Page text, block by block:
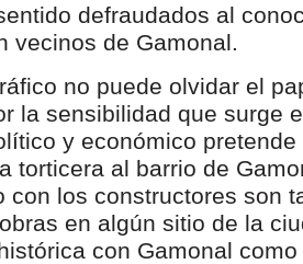
defraudados al
vecinos de Gamonal.
no puede olvidar el
la sensibilidad que surge
y económico pretende
torticera al barrio de
con los constructores son
en algún sitio de la
con Gamonal